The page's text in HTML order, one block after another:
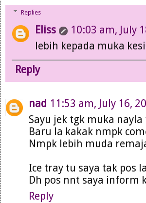
Replies
Eliss
10:03 am, July
lebih kepada muka
Reply
nad 11:53 am, July 16,
Sayu jek tgk muka
Baru la kakak nmpk
Nmpk lebih muda
Ice tray tu saya tak pos
Dh pos nnt saya inform
Reply